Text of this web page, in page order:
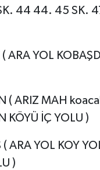
44 44. 45 SK.
( ARA YOL
( ARIZ MAH
KÖYÜ İÇ YOLU )
( ARA YOL KOY
)